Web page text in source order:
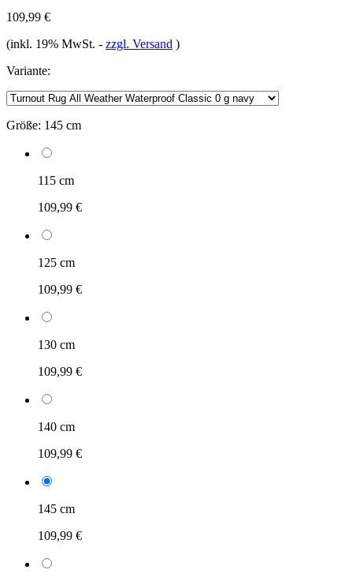
109,99 €
(inkl. 19% MwSt. - zzgl. Versand )
Variante:
Größe: 145 cm
115 cm
109,99 €
125 cm
109,99 €
130 cm
109,99 €
140 cm
109,99 €
145 cm
109,99 €